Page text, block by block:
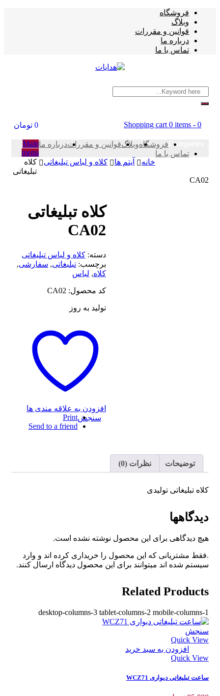
فروشگاه
وبلاگ
قوانین و مقررات
درباره ما
تماس با ما
Shopping cart 0 items تومان
فروشگاهوبلاگقوانین و مقررات درباره ما
تماس با ما
Main
menu
خانه
آیتم ها کلاه و لباس تبلیغاتی
کلاه
تبلیغاتی
CA02
کلاه تبلیغاتی
CA02
دسته:کلاه و لباس تبلیغاتی
برچسب:تبلبغاتی,سفارشی,
کلاه,لباس
کد محصول: CA02
تولید به روز
افزودن به علاقه مندی ها
سنجشPrint
Send to a friend
توضیحات نظرات (0)
کلاه تبلیغاتی تولیدی
دیدگاهها
هیچ دیدگاهی برای این محصول نوشته نشده است.
.فقط مشتریانی که این محصول را خریداری کرده اند و وارد
سیستم شده اند میتوانند برای این محصول دیدگاه ارسال کنند.
Related Products
desktop-columns-3 tablet-columns-2 mobile-columns-1
سنجش
Quick View
افزودن به سبد خرید
Quick View
ساعت تبلیغاتی دیواری WCZ71